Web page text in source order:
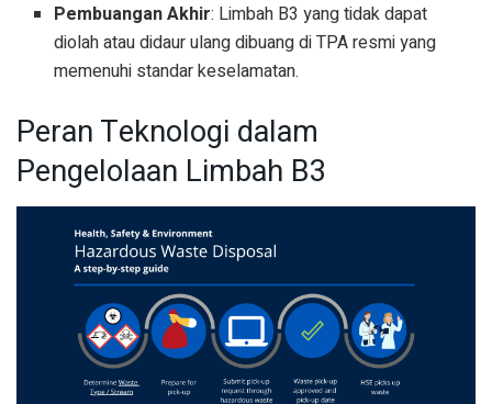
Pembuangan Akhir: Limbah B3 yang tidak dapat
diolah atau didaur ulang dibuang di TPA resmi yang
memenuhi standar keselamatan.
Peran Teknologi dalam
Pengelolaan Limbah B3